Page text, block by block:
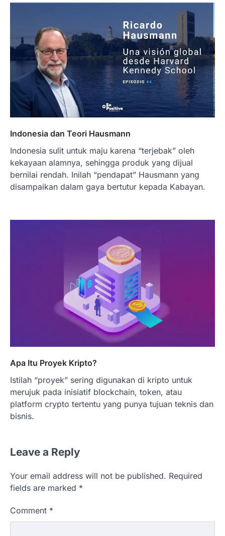
Indonesia dan Teori Hausmann
Indonesia sulit untuk maju karena “terjebak” oleh
kekayaan alamnya, sehingga produk yang dijual
bernilai rendah. Inilah “pendapat” Hausmann yang
disampaikan dalam gaya bertutur kepada Kabayan.
Apa Itu Proyek Kripto?
Istilah “proyek” sering digunakan di kripto untuk
merujuk pada inisiatif blockchain, token, atau
platform crypto tertentu yang punya tujuan teknis dan
bisnis.
Leave a Reply
Your email address will not be published. Required
fields are marked *
Comment *